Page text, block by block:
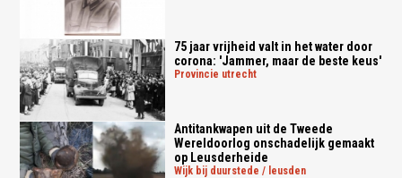
75 jaar vrijheid valt in het water door
corona: 'Jammer, maar de beste keus'
provincie utrecht
Antitankwapen uit de Tweede
Wereldoorlog onschadelijk gemaakt
op Leusderheide
wijk bij duurstede / leusden